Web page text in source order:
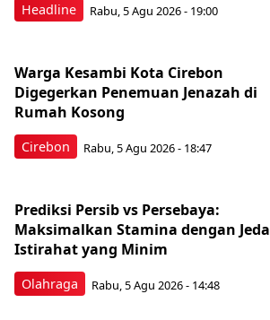
Headline Rabu, 5 Agu 2026 - 19:00
Cirebon
Warga Kesambi Kota Cirebon
Digegerkan Penemuan Jenazah di
Rumah Kosong
Rabu, 5 Agu 2026 - 18:47
Olahraga
Prediksi Persib vs Persebaya:
Maksimalkan Stamina dengan Jeda
Istirahat yang Minim
Rabu, 5 Agu 2026 - 14:48